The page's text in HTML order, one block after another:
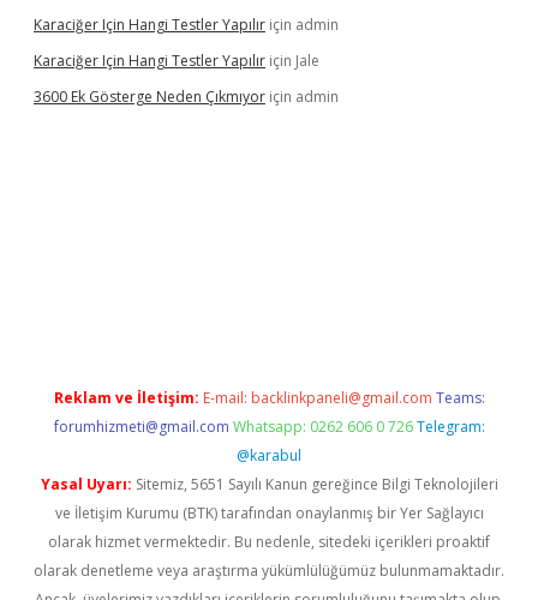
Karaciğer Için Hangi Testler Yapılır için admin
Karaciğer Için Hangi Testler Yapılır için Jale
3600 Ek Gösterge Neden Çıkmıyor için admin
Reklam ve İletişim: E-mail: backlinkpaneli@gmail.com Teams:
forumhizmeti@gmail.com Whatsapp: 0262 606 0 726 Telegram:
@karabul
Yasal Uyarı: Sitemiz, 5651 Sayılı Kanun gereğince Bilgi Teknolojileri
ve İletişim Kurumu (BTK) tarafından onaylanmış bir Yer Sağlayıcı
olarak hizmet vermektedir. Bu nedenle, sitedeki içerikleri proaktif
olarak denetleme veya araştırma yükümlülüğümüz bulunmamaktadır.